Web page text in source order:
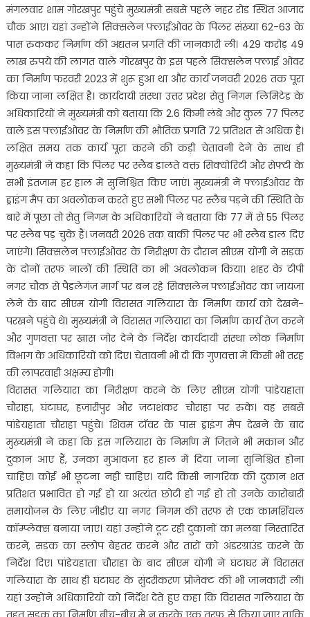
मंगलवार शाम गोरखपुर पहुंचे मुख्यमंत्री सबसे पहले नहर रोड स्थित आजाद
चौक आए। यहां उन्होंने सिक्सलेन फ्लाईओवर के पिलर संख्या 62-63 के
पास रुककर निर्माण की अद्यतन प्रगति की जानकारी ली। 429 करोड़ 49
लाख रुपये की लागत वाले गोरखपुर के इस पहले सिक्सलेन फ्लाई ओवर
का निर्माण फरवरी 2023 में शुरू हुआ था और कार्य जनवरी 2026 तक पूरा
किया जाना लक्षित है। कार्यदायी संस्था उत्तर प्रदेश सेतु निगम लिमिटेड के
अधिकारियों ने मुख्यमंत्री को बताया कि 2.6 किमी लंबे और कुल 77 पिलर
वाले इस फ्लाईओवर के निर्माण की भौतिक प्रगति 72 प्रतिशत से अधिक है।
लक्षित समय तक कार्य पूरा करने की कड़ी चेतावनी देने के साथ ही
मुख्यमंत्री ने कहा कि पिलर पर स्लैब डालते वक्त सिक्योरिटी और सेफ्टी के
सभी इंतजाम हर हाल में सुनिश्चित किए जाएं। मुख्यमंत्री ने फ्लाईओवर के
ड्राइंग मैप का अवलोकन करते हुए सभी पिलर पर स्लैब पड़ने की स्थिति के
बारे में पूछा तो सेतु निगम के अधिकारियों ने बताया कि 77 में से 55 पिलर
पर स्लैब पड़ चुके हैं। जनवरी 2026 तक बाकी पिलर पर भी स्लैब डाल दिए
जाएंगे। सिक्सलेन फ्लाईओवर के निरीक्षण के दौरान सीएम योगी ने सड़क
के दोनों तरफ नालों की स्थिति का भी अवलोकन किया। शहर के टीपी
नगर चौक से पैडलेगंज मार्ग पर बन रहे सिक्सलेन फ्लाईओवर का जायजा
लेने के बाद सीएम योगी विरासत गलियारा के निर्माण कार्य को देखने-
परखने पहुंचे थे। मुख्यमंत्री ने विरासत गलियारा का निर्माण कार्य तेज करने
और गुणवत्ता पर खास जोर देने के निर्देश कार्यदायी संस्था लोक निर्माण
विभाग के अधिकारियों को दिए। चेतावनी भी दी कि गुणवत्ता में किसी भी तरह
की लापरवाही अक्षम्य होगी।
विरासत गलियारा का निरीक्षण करने के लिए सीएम योगी पांडेयहाता
चौराहा, घंटाघर, हजारीपुर और जटाशंकर चौराहा पर रुके। वह सबसे
पांडेयहाता चौराहा पहुंचे। शिवम टॉवर के पास ड्राइंग मैप देखने के बाद
मुख्यमंत्री ने कहा कि इस गलियारा के निर्माण में जितने भी मकान और
दुकान आए हैं, उनका मुआवजा हर हाल में दिया जाना सुनिश्चित होना
चाहिए। कोई भी छूटना नहीं चाहिए। यदि किसी नागरिक की दुकान शत
प्रतिशत प्रभावित हो गई हो या अत्यंत छोटी हो गई हो तो उनके कारोबारी
समायोजन के लिए जीडीए या नगर निगम की तरफ से एक कामर्शियल
कॉम्प्लेक्स बनाया जाए। यहां उन्होंने टूट रही दुकानों का मलबा निस्तारित
करने, सड़क का स्लोप बेहतर करने और तारों को अंडरग्राउंड करने के
निर्देश दिए। पांडेयहाता चौराहा के बाद सीएम योगी ने घंटाघर में विरासत
गलियारा के साथ ही घंटाघर के सुंदरीकरण प्रोजेक्ट की भी जानकारी ली।
यहां उन्होंने अधिकारियों को निर्देश देते हुए कहा कि विरासत गलियारा के